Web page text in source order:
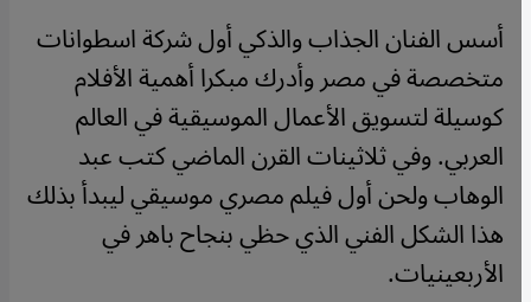
أسس الفنان الجذاب والذكي أول شركة اسطوانات
متخصصة في مصر وأدرك مبكرا أهمية الأفلام
كوسيلة لتسويق الأعمال الموسيقية في العالم
العربي. وفي ثلاثينات القرن الماضي كتب عبد
الوهاب ولحن أول فيلم مصري موسيقي ليبدأ بذلك
هذا الشكل الفني الذي حظي بنجاح باهر في
الأربعينيات.